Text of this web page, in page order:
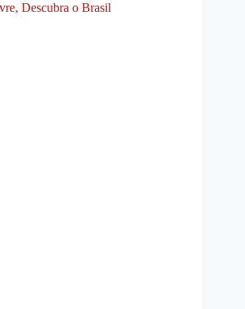
, Descubra o Brasil